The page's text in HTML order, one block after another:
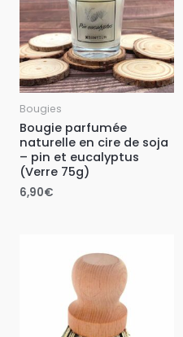
Bougies
Bougie parfumée
naturelle en cire de soja
– pin et eucalyptus
(Verre 75g)
6,90€